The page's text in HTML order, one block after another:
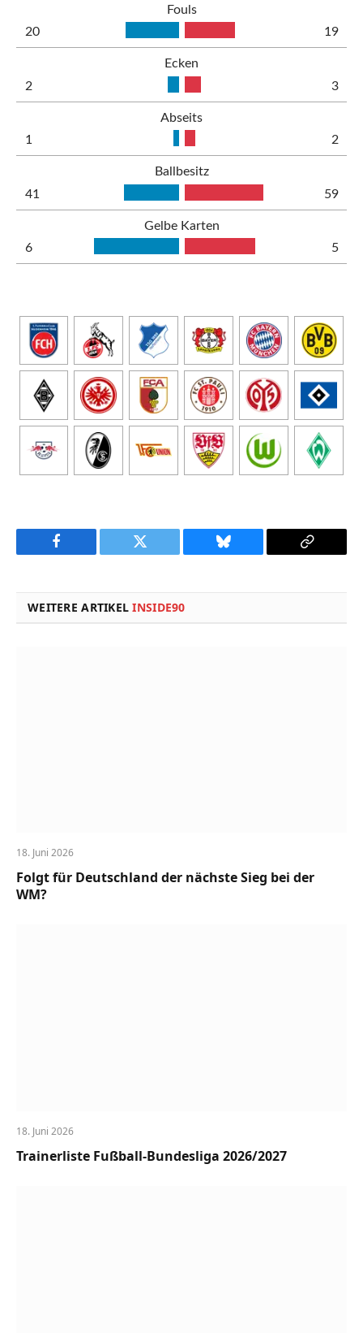
Fouls
20
19
Ecken
2
3
Abseits
1
2
Ballbesitz
41
59
Gelbe Karten
6
5
Facebook Twitter Bluesky
Copy
WEITERE ARTIKELINSIDE90
18. Juni 2026
Folgt für Deutschland der nächste Sieg bei der
WM?
18. Juni 2026
Trainerliste Fußball-Bundesliga 2026/2027